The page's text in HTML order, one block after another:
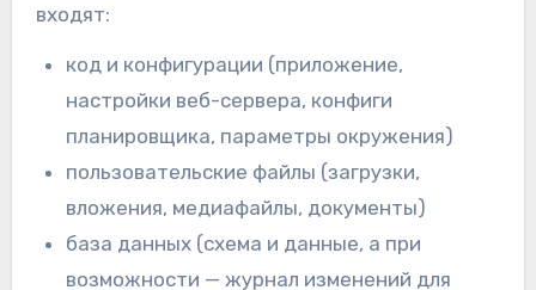
входят:
код и конфигурации (приложение,
настройки веб-сервера, конфиги
планировщика, параметры окружения)
пользовательские файлы (загрузки,
вложения, медиафайлы, документы)
база данных (схема и данные, а при
возможности — журнал изменений для